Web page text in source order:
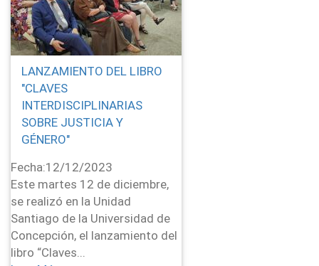
LANZAMIENTO DEL LIBRO
"CLAVES
INTERDISCIPLINARIAS
SOBRE JUSTICIA Y
GÉNERO"
Fecha:12/12/2023
Este martes 12 de diciembre,
se realizó en la Unidad
Santiago de la Universidad de
Concepción, el lanzamiento del
libro “Claves...